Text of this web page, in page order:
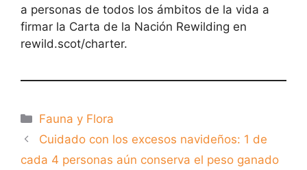
a personas de todos los ámbitos de la vida a
firmar la Carta de la Nación Rewilding en
rewild.scot/charter.
Categorías
Fauna y Flora
Cuidado con los excesos navideños: 1 de
cada 4 personas aún conserva el peso ganado